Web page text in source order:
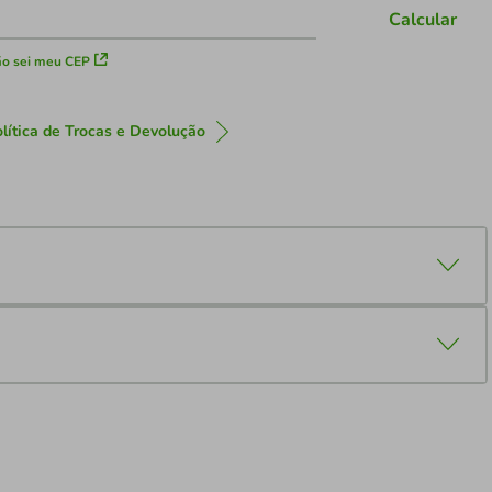
sei meu CEP
Calcular
de Trocas e Devolução